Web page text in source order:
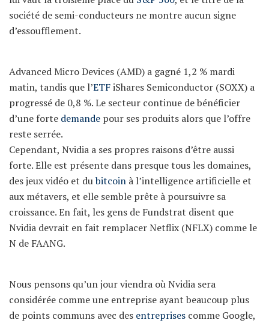
société de semi-conducteurs ne montre aucun signe
d’essoufflement.
Advanced Micro Devices (AMD) a gagné 1,2 % mardi
matin, tandis que l’ETFiShares Semiconductor (SOXX) a
progressé de 0,8 %. Le secteur continue de bénéficier
d’une forte demande pour ses produits alors que l’offre
reste serrée.
Cependant, Nvidia a ses propres raisons d’être aussi
forte. Elle est présente dans presque tous les domaines,
des jeux vidéo et dubitcoin à l’intelligence artificielle et
aux métavers, et elle semble prête à poursuivre sa
croissance. En fait, les gens de Fundstrat disent que
Nvidia devrait en fait remplacer Netflix (NFLX) comme le
N de FAANG.
Nous pensons qu’un jour viendra où Nvidia sera
considérée comme une entreprise ayant beaucoup plus
de points communs avec des entreprises comme Google,